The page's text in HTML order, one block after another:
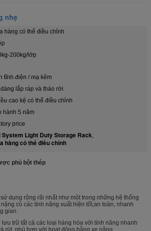
nhẹ
hàng có thể điều chỉnh
200kg/lớp
tĩnh điện / mạ kẽm
lắp ráp và tháo rời
cao kệ có thể điều chỉnh
hành 5 năm
price
System Light Duty Storage Rack,
hàng có thể điều chỉnh
phủ bột thép
dụng rộng rãi nhất như một trong những hệ thống
có các tính năng xuất hiện tốt,an toàn, nhanh
gian.
trữ tất cả các loại hàng hóa với tính năng nhanh
rút, phù hợp với hoạt động bằng xe nâng.